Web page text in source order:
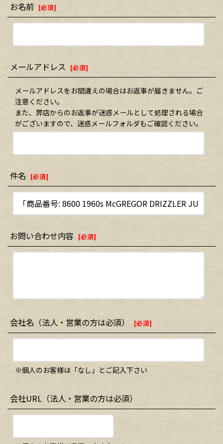
お名前 [必須]
メールアドレス [必須]
メールアドレスをお間違えの場合はお返事が届きません。ご
注意ください。
また、弊店からのお返事が迷惑メールとして処理される場合
がございますので、迷惑メールフォルダもご確認ください。
件名 [必須]
お問い合わせ内容 [必須]
会社名（法人・営業の方は必須） [必須]
※個人のお客様は「なし」とご記入下さい
会社URL（法人・営業の方は必須）